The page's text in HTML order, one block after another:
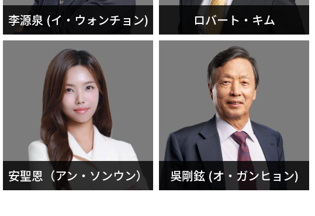
李源泉 (イ・ウォンチョン) ロバート・キム
安聖恩（アン・ソンウン） 吳剛鉉 (オ・ガンヒョン)